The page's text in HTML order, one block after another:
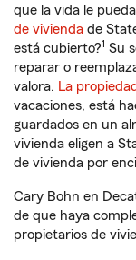
que la vida le
de vivienda de
está cubierto?1 Su
reparar o
valora. La
vacaciones, está
guardados en un
vivienda eligen a
de vivienda por
Cary Bohn en
de que haya
propietarios de